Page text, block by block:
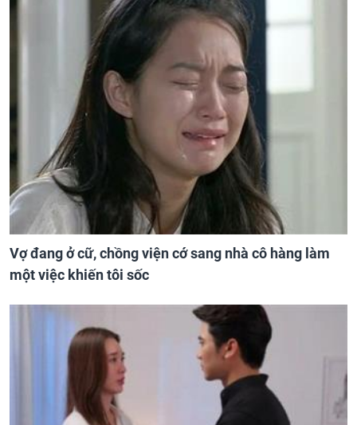
Vợ đang ở cữ, chồng viện cớ sang nhà cô hàng làm
một việc khiến tôi sốc